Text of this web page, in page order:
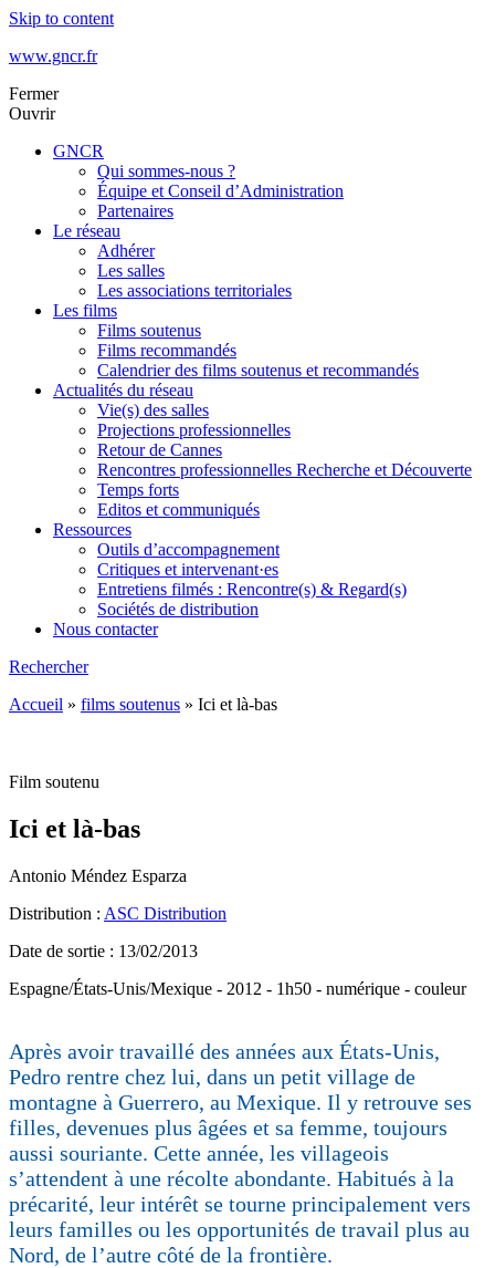
Skip to content
www.gncr.fr
Fermer
Ouvrir
GNCR
Qui sommes-nous ?
Équipe et Conseil d’Administration
Partenaires
Le réseau
Adhérer
Les salles
Les associations territoriales
Les films
Films soutenus
Films recommandés
Calendrier des films soutenus et recommandés
Actualités du réseau
Vie(s) des salles
Projections professionnelles
Retour de Cannes
Rencontres professionnelles Recherche et Découverte
Temps forts
Editos et communiqués
Ressources
Outils d’accompagnement
Critiques et intervenant·es
Entretiens filmés : Rencontre(s) & Regard(s)
Sociétés de distribution
Nous contacter
Rechercher
Accueil » films soutenus » Ici et là-bas
Film soutenu
Ici et là-bas
Antonio Méndez Esparza
Distribution : ASC Distribution
Date de sortie : 13/02/2013
Espagne/États-Unis/Mexique - 2012 - 1h50 - numérique - couleur
Après avoir travaillé des années aux États-Unis,
Pedro rentre chez lui, dans un petit village de
montagne à Guerrero, au Mexique. Il y retrouve ses
filles, devenues plus âgées et sa femme, toujours
aussi souriante. Cette année, les villageois
s’attendent à une récolte abondante. Habitués à la
précarité, leur intérêt se tourne principalement vers
leurs familles ou les opportunités de travail plus au
Nord, de l’autre côté de la frontière.